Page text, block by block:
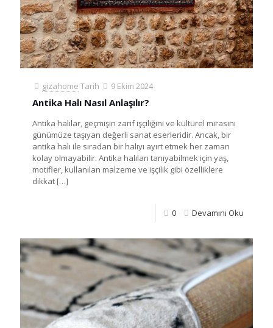
gizahome Tarih 9 Ekim 2024
Antika Halı Nasıl Anlaşılır?
Antika halılar, geçmişin zarif işçiliğini ve kültürel mirasını
günümüze taşıyan değerli sanat eserleridir. Ancak, bir
antika halı ile sıradan bir halıyı ayırt etmek her zaman
kolay olmayabilir. Antika halıları tanıyabilmek için yaş,
motifler, kullanılan malzeme ve işçilik gibi özelliklere
dikkat […]
0 Devamını Oku